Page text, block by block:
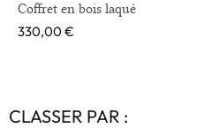
CLASSER PAR :
Coffret en bois laqué
330,00€